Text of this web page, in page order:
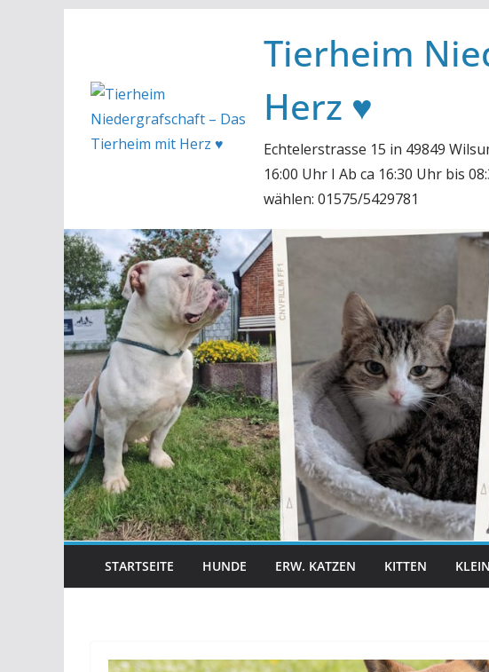
Tierheim
Herz ♥
Echtelerstrasse 15 in 49849
16:00 Uhr I Ab ca 16:30 Uhr bis
wählen: 01575/5429781
STARTSEITE HUNDE ERW. KATZEN KITTEN